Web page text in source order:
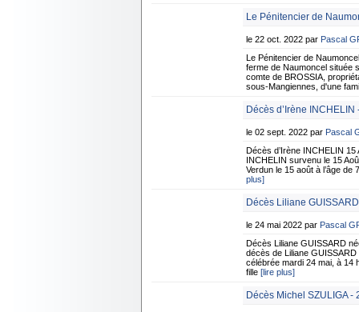
Le Pénitencier de
le 22 oct. 2022 par Pascal
Le Pénitencier de
ferme de Naumoncel située
comte de BROSSIA,
sous-Mangiennes, d'une
Décès d’Irène INCHELIN
le 02 sept. 2022 par Pascal
Décès d’Irène INCHELIN
INCHELIN survenu le 15
Verdun le 15 août à l’âge
plus]
Décès Liliane
le 24 mai 2022 par Pascal
Décès Liliane GUISSARD
décès de Liliane
célébrée mardi 24 mai, à 14
fille [lire plus]
Décès Michel SZULIGA -